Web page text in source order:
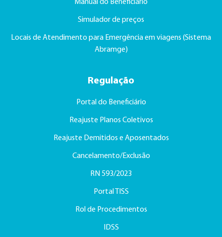
Manual do Beneficiário
Simulador de preços
Locais de Atendimento para Emergência em viagens (Sistema
Abramge)
Regulação
Portal do Beneficiário
Reajuste Planos Coletivos
Reajuste Demitidos e Aposentados
Cancelamento/Exclusão
RN 593/2023
Portal TISS
Rol de Procedimentos
IDSS